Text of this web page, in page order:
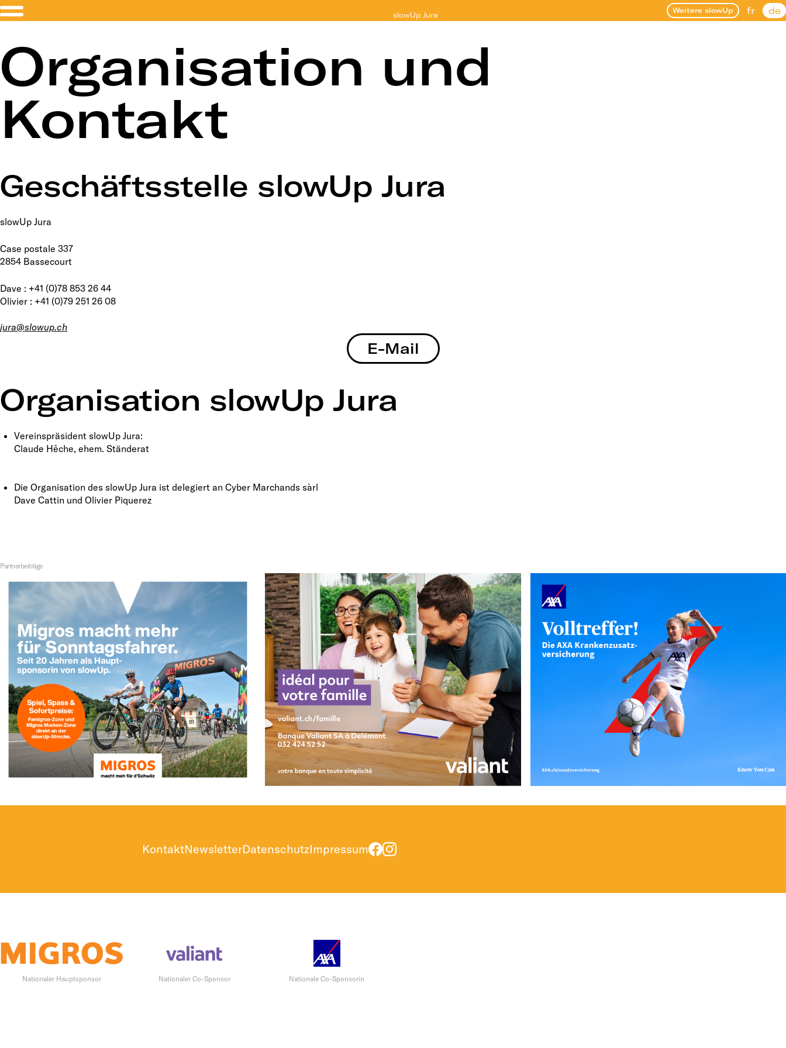
slowUp Jura
Weitere slowUp fr de
Organisation und
Kontakt
Geschäftsstelle slowUp Jura
slowUp Jura
Case postale 337
2854 Bassecourt
Dave : +41 (0)78 853 26 44
Olivier : +41 (0)79 251 26 08
jura@slowup.ch
E-Mail
Organisation slowUp Jura
Vereinspräsident slowUp Jura:
Claude Hêche, ehem. Ständerat
Die Organisation des slowUp Jura ist delegiert an Cyber Marchands sàrl
Dave Cattin und Olivier Piquerez
Partnerbeiträge
KontaktNewsletterDatenschutzImpressum
Nationaler Hauptsponsor Nationaler Co-Sponsor Nationale Co-Sponsorin